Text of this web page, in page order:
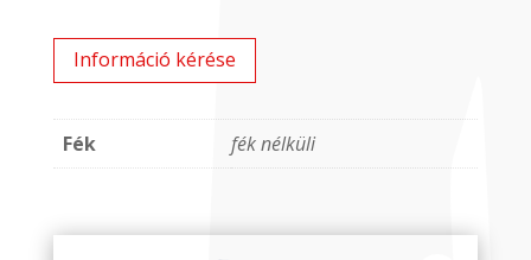
Információ kérése
Fék fék nélküli